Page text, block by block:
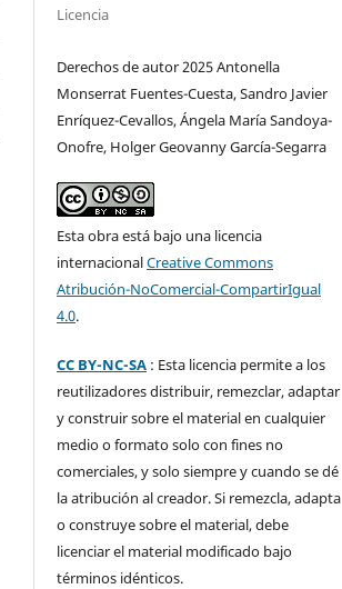
Licencia
Derechos de autor 2025 Antonella
Monserrat Fuentes-Cuesta, Sandro Javier
Enríquez-Cevallos, Ángela María Sandoya-
Onofre, Holger Geovanny García-Segarra
Esta obra está bajo una licencia
internacionalCreative Commons
Atribución-NoComercial-CompartirIgual
4.0.
CC BY-NC-SA : Esta licencia permite a los
reutilizadores distribuir, remezclar, adaptar
y construir sobre el material en cualquier
medio o formato solo con fines no
comerciales, y solo siempre y cuando se dé
la atribución al creador. Si remezcla, adapta
o construye sobre el material, debe
licenciar el material modificado bajo
términos idénticos.